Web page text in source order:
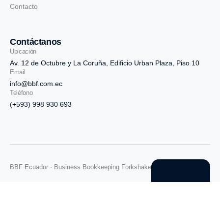
Contacto
Contáctanos
Ubicación
Av. 12 de Octubre y La Coruña, Edificio Urban Plaza, Piso 10
Email
info@bbf.com.ec
Teléfono
(+593) 998 930 693
BBF Ecuador · Business Bookkeeping Forkshake